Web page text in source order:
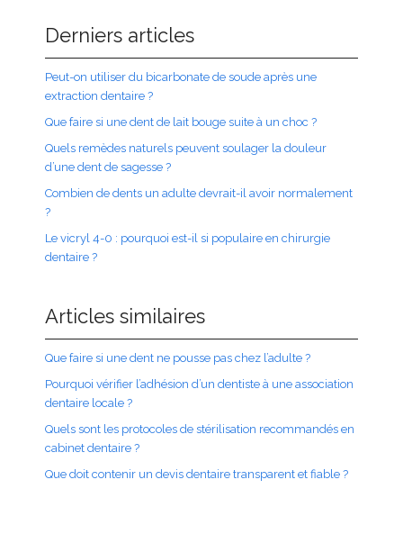
Derniers articles
Peut-on utiliser du bicarbonate de soude après une
extraction dentaire ?
Que faire si une dent de lait bouge suite à un choc ?
Quels remèdes naturels peuvent soulager la douleur
d’une dent de sagesse ?
Combien de dents un adulte devrait-il avoir normalement
?
Le vicryl 4-0 : pourquoi est-il si populaire en chirurgie
dentaire ?
Articles similaires
Que faire si une dent ne pousse pas chez l’adulte ?
Pourquoi vérifier l’adhésion d’un dentiste à une association
dentaire locale ?
Quels sont les protocoles de stérilisation recommandés en
cabinet dentaire ?
Que doit contenir un devis dentaire transparent et fiable ?